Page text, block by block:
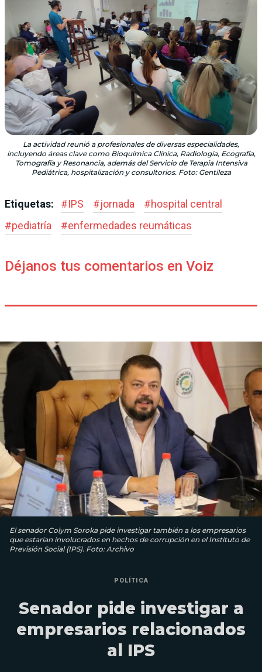
La actividad reunió a profesionales de diversas especialidades,
incluyendo áreas clave como Bioquímica Clínica, Radiología, Ecografía,
Tomografía y Resonancia, además del Servicio de Terapia Intensiva
Pediátrica, hospitalización y consultorios. Foto: Gentileza
Etiquetas: #IPS #jornada #hospital central
#pediatría #enfermedades reumáticas
Déjanos tus comentarios en Voiz
El senador Colym Soroka pide investigar también a los empresarios
que estarían involucrados en hechos de corrupción en el Instituto de
Previsión Social (IPS). Foto: Archivo
POLÍTICA
Senador pide investigar a
empresarios relacionados
al IPS